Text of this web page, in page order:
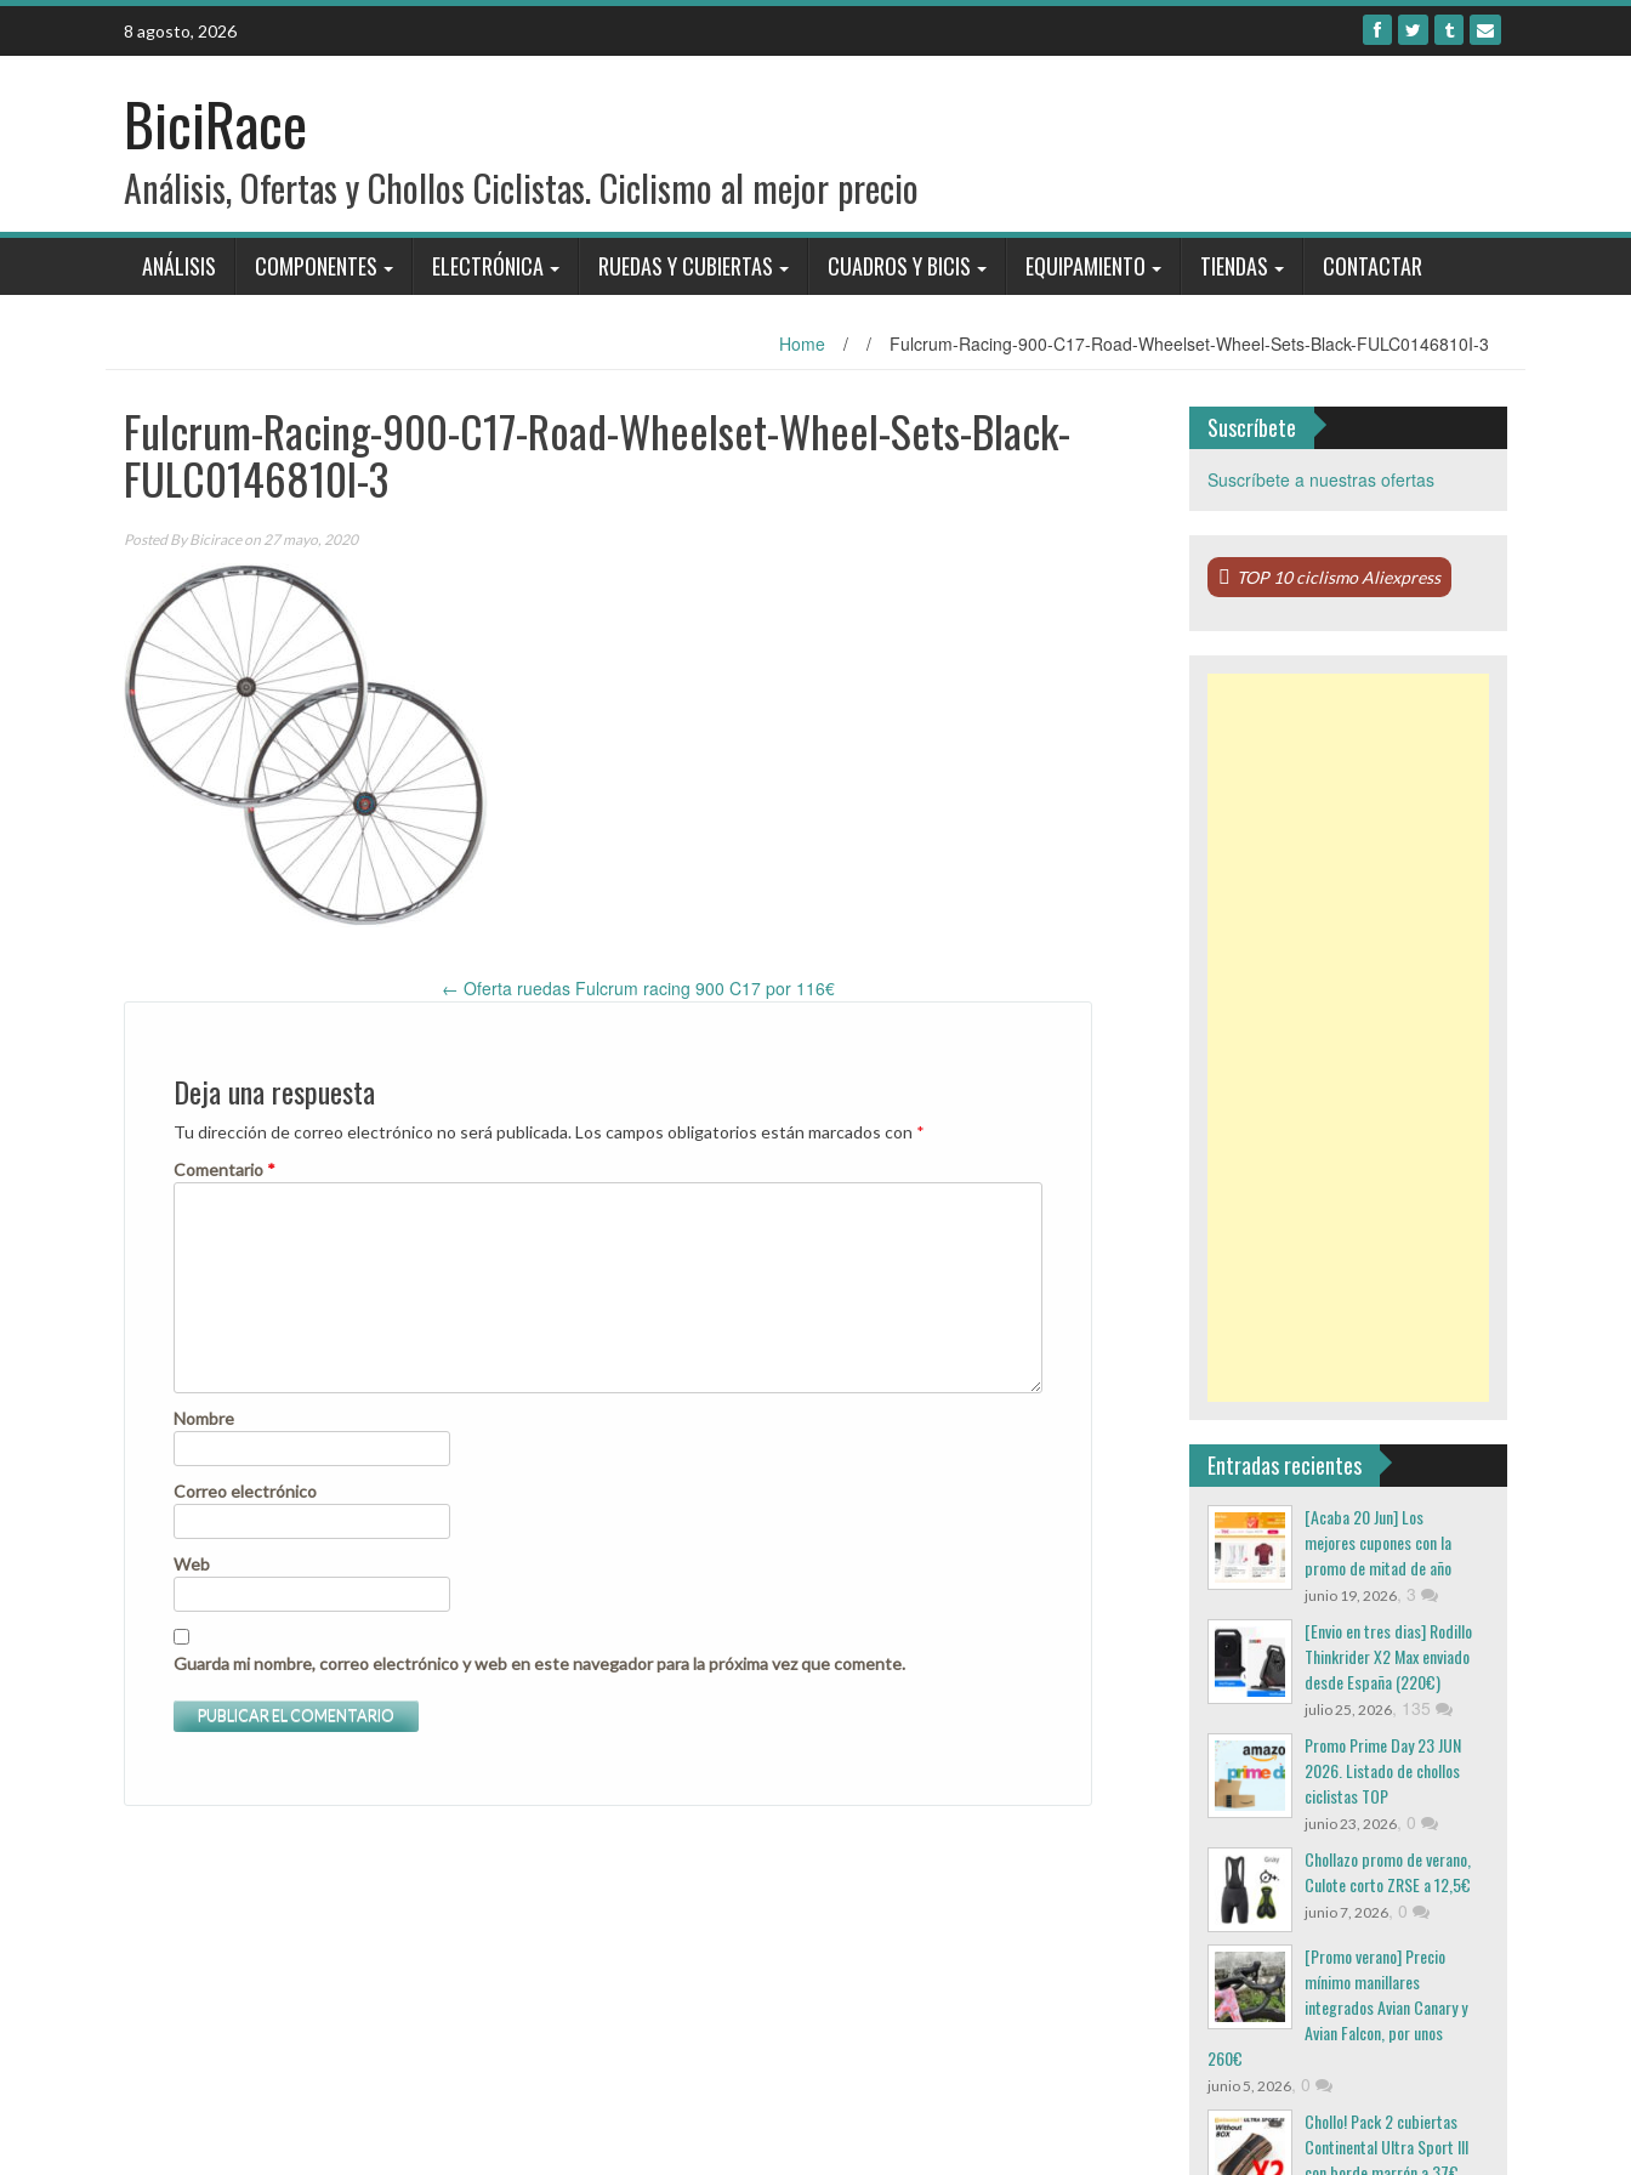
Skip
content
8 agosto, 2026
BiciRace
Análisis, Ofertas y Chollos Ciclistas. Ciclismo al mejor precio
ANÁLISIS COMPONENTES ELECTRÓNICA RUEDAS Y CUBIERTAS CUADROS Y BICIS EQUIPAMIENTO TIENDAS CONTACTAR
Home / / Fulcrum-Racing-900-C17-Road-Wheelset-Wheel-Sets-Black-FULC0146810I-3
Fulcrum-Racing-900-C17-Road-Wheelset-Wheel-Sets-Black-
FULC0146810I-3
Posted ByBiciraceon 27 mayo, 2020
Post
navigation
← Oferta ruedas Fulcrum racing 900 C17 por 116€
Deja una respuesta
Tu dirección de correo electrónico no será publicada.Los campos obligatorios están marcados con *
Comentario *
Nombre
Correo electrónico
Web
Guarda mi nombre, correo electrónico y web en este navegador para la próxima vez que comente.
Suscríbete
Suscríbete a nuestras ofertas
TOP 10 ciclismo Aliexpress
Entradas recientes
[Acaba 20 Jun] Los
mejores cupones con la
promo de mitad de año
junio 19, 2026, 3
[Envio en tres dias] Rodillo
Thinkrider X2 Max enviado
desde España (220€)
julio 25, 2026, 135
Promo Prime Day 23 JUN
2026. Listado de chollos
ciclistas TOP
junio 23, 2026, 0
Chollazo promo de verano,
Culote corto ZRSE a 12,5€
junio 7, 2026, 0
[Promo verano] Precio
mínimo manillares
integrados Avian Canary y
Avian Falcon, por unos
260€
junio 5, 2026, 0
Chollo! Pack 2 cubiertas
Continental Ultra Sport III